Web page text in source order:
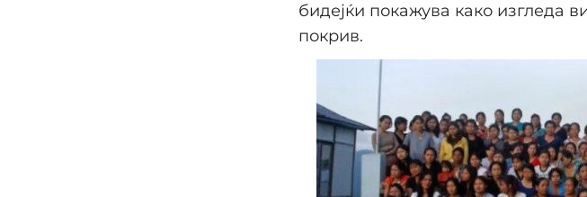
бидејќи покажува како изгледа
покрив.